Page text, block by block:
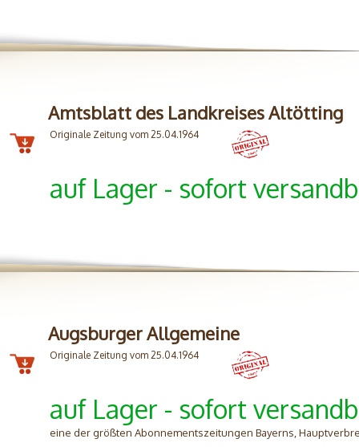
Amtsblatt des Landkreises Altötting
Originale Zeitung vom 25.04.1964
auf Lager - sofort
Augsburger Allgemeine
Originale Zeitung vom 25.04.1964
auf Lager - sofort
eine der größten Abonnementszeitungen Bayerns,